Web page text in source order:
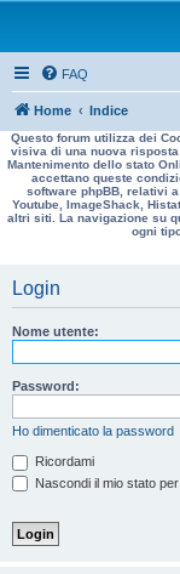
FAQ
Home Indice
Questo forum utilizza dei
visiva di una nuova
Mantenimento dello stato
accettano queste
software phpBB, relativi
Youtube, ImageShack,
altri siti. La navigazione su
ogni
Login
Nome utente:
Password:
Ho dimenticato la password
Ricordami
Nascondi il mio stato